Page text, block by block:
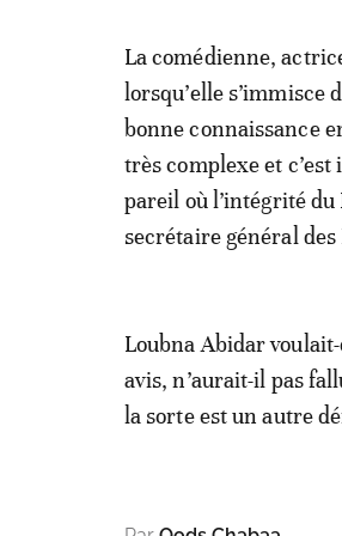
La comédienne,
lorsqu’elle s’immisce
bonne connaissance
très complexe et
pareil où l’intégrité
secrétaire général
Loubna Abidar
avis, n’aurait-il pas
la sorte est un autre